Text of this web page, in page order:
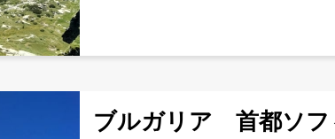
ブルガリア 首都ソフ